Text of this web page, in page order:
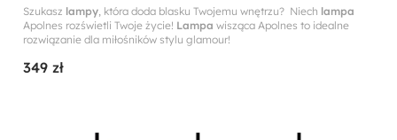
Szukasz lampy, która doda blasku Twojemu wnętrzu? Niech lampa
Apolnes rozświetli Twoje życie! Lampa wisząca Apolnes to idealne
rozwiązanie dla miłośników stylu glamour!
349 zł